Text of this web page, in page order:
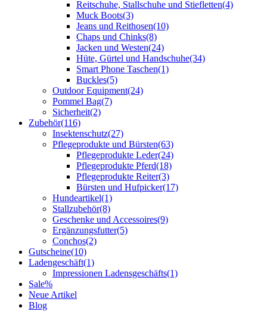
Reitschuhe, Stallschuhe und Stiefletten(4)
Muck Boots(3)
Jeans und Reithosen(10)
Chaps und Chinks(8)
Jacken und Westen(24)
Hüte, Gürtel und Handschuhe(34)
Smart Phone Taschen(1)
Buckles(5)
Outdoor Equipment(24)
Pommel Bag(7)
Sicherheit(2)
Zubehör(116)
Insektenschutz(27)
Pflegeprodukte und Bürsten(63)
Pflegeprodukte Leder(24)
Pflegeprodukte Pferd(18)
Pflegeprodukte Reiter(3)
Bürsten und Hufpicker(17)
Hundeartikel(1)
Stallzubehör(8)
Geschenke und Accessoires(9)
Ergänzungsfutter(5)
Conchos(2)
Gutscheine(10)
Ladengeschäft(1)
Impressionen Ladensgeschäfts(1)
Sale%
Neue Artikel
Blog